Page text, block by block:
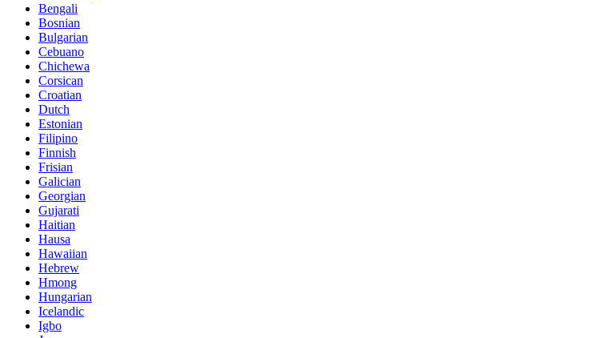
Bengali
Bosnian
Bulgarian
Cebuano
Chichewa
Corsican
Croatian
Dutch
Estonian
Filipino
Finnish
Frisian
Galician
Georgian
Gujarati
Haitian
Hausa
Hawaiian
Hebrew
Hmong
Hungarian
Icelandic
Igbo